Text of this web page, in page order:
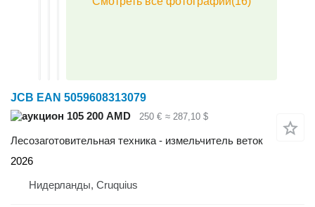
JCB EAN 5059608313079
105 200 AMD
250 € ≈ 287,10 $
Лесозаготовительная техника - измельчитель веток
2026
Нидерланды, Cruquius